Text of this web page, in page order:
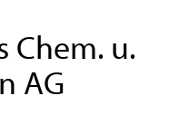
Chem. u.
AG